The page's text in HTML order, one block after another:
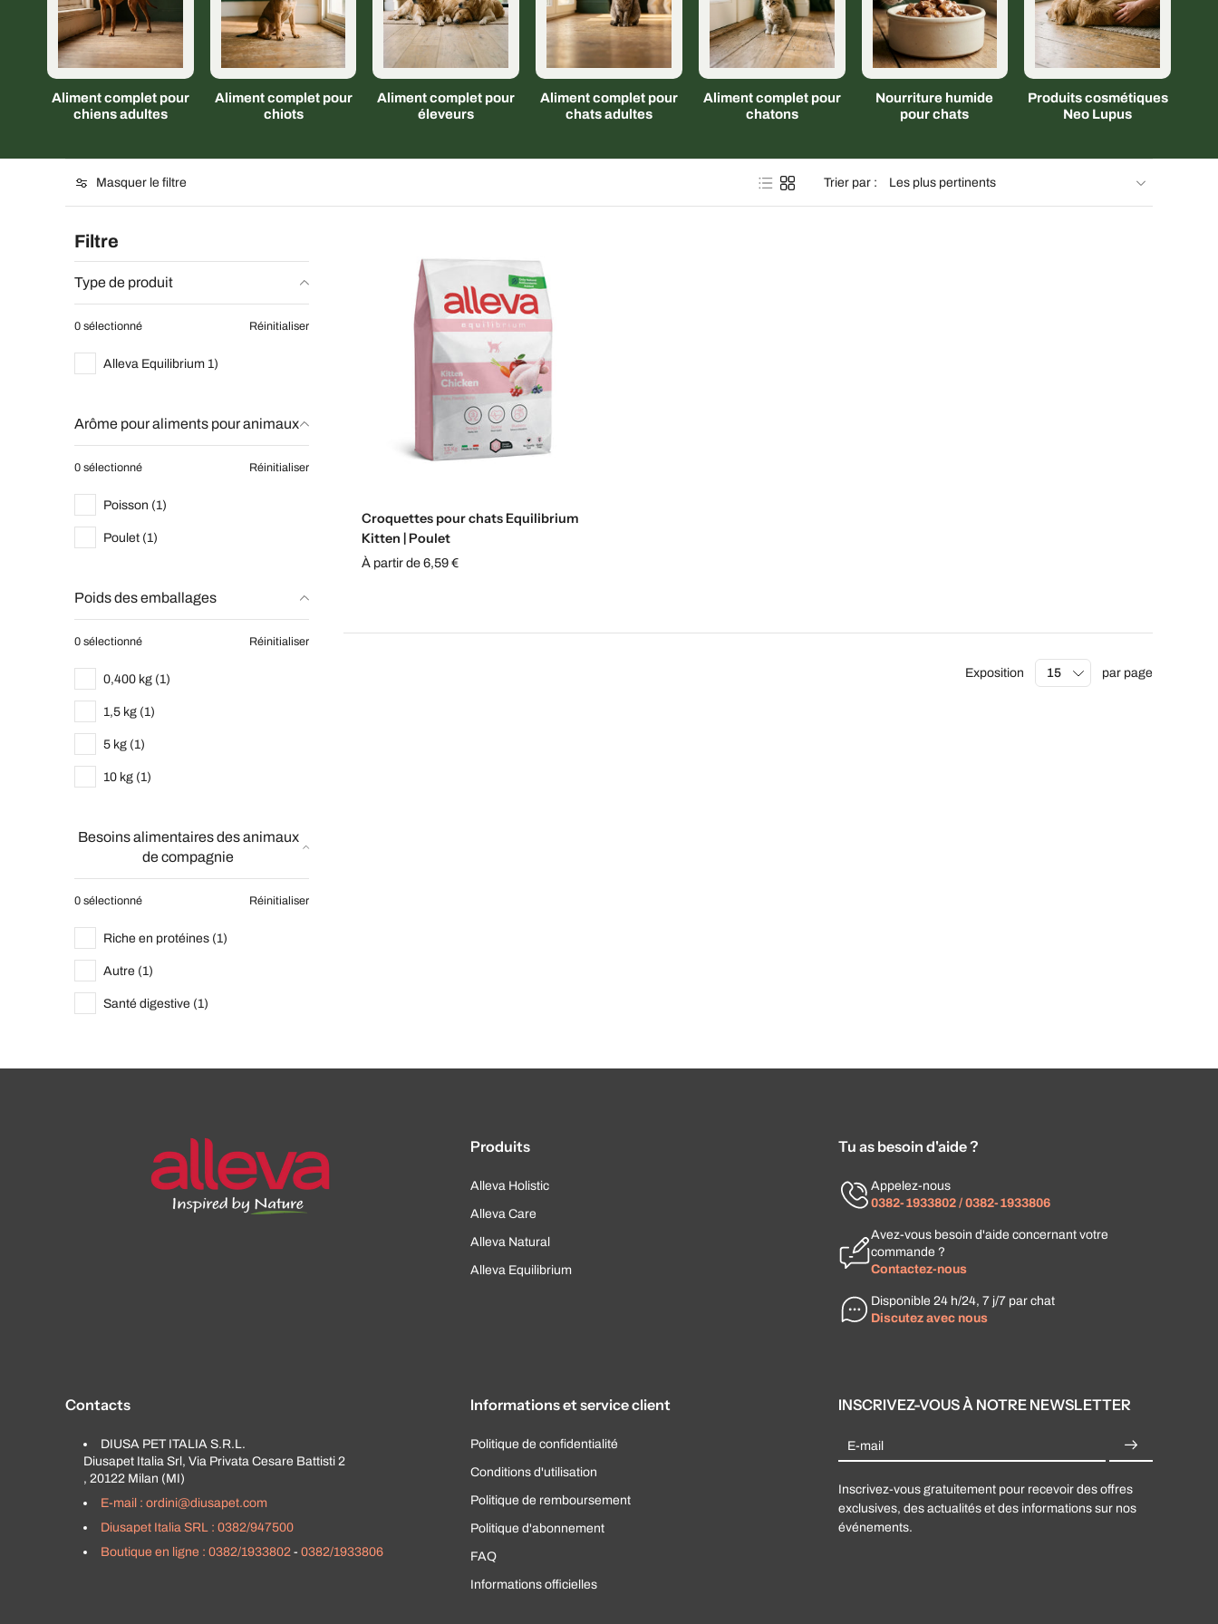
Aliment complet pour
chiens adultes
Aliment complet pour
chiots
Aliment complet pour
éleveurs
Aliment complet pour
chats adultes
Aliment complet pour
chatons
Nourriture humide
pour chats
Produits cosmétiques
Neo Lupus
Masquer le filtre Trier par :
Filtre
Type de produit
0 sélectionné Réinitialiser
Alleva Equilibrium 1)
Arôme pour aliments pour animaux
0 sélectionné Réinitialiser
Poisson (1)
Poulet (1)
Poids des emballages
0 sélectionné Réinitialiser
0,400 kg (1)
1,5 kg (1)
5 kg (1)
10 kg (1)
Besoins alimentaires des animaux
de compagnie
0 sélectionné Réinitialiser
Riche en protéines (1)
Autre (1)
Santé digestive (1)
Croquettes pour chats Equilibrium
Kitten | Poulet
À partir de 6,59 €
Exposition par page
Produits
Alleva Holistic
Alleva Care
Alleva Natural
Alleva Equilibrium
Tu as besoin d'aide ?
Appelez-nous
0382-1933802 / 0382-1933806
Avez-vous besoin d'aide concernant votre
commande ?
Contactez-nous
Disponible 24 h/24, 7 j/7 par chat
Discutez avec nous
Contacts
DIUSA PET ITALIA S.R.L.
Diusapet Italia Srl, Via Privata Cesare Battisti 2
, 20122 Milan (MI)
E-mail : ordini@diusapet.com
Diusapet Italia SRL : 0382/947500
Boutique en ligne : 0382/1933802 -0382/1933806
Informations et service client
Politique de confidentialité
Conditions d'utilisation
Politique de remboursement
Politique d'abonnement
FAQ
Informations officielles
INSCRIVEZ-VOUS À NOTRE NEWSLETTER
E-mail
Inscrivez-vous gratuitement pour recevoir des offres
exclusives, des actualités et des informations sur nos
événements.